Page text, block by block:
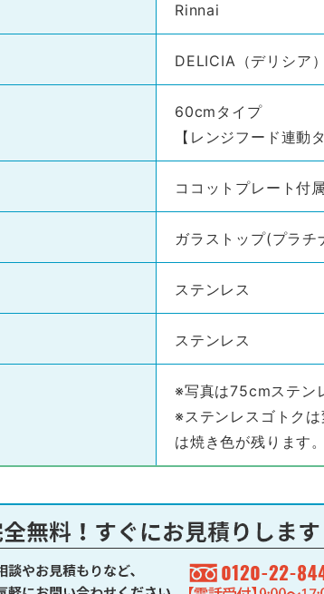
Rinnai
DELICIA（デリシア
60cmタイプ
【レンジフード連動
ココットプレート付属
ガラストップ(プラチ
ステンレス
ステンレス
※写真は75cmステン
※ステンレスゴトク
は焼き色が残ります。